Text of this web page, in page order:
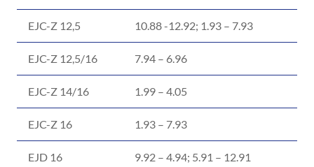
EJC-Z 12,5 10.88 -12.92; 1.93 – 7.93
EJC-Z 12,5/16 7.94 – 6.96
EJC-Z 14/16 1.99 – 4.05
EJC-Z 16 1.93 – 7.93
EJD 16 9.92 – 4.94; 5.91 – 12.91